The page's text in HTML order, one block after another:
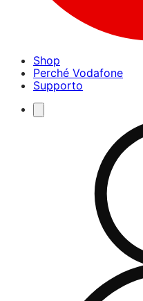
Shop
Perché Vodafone
Supporto